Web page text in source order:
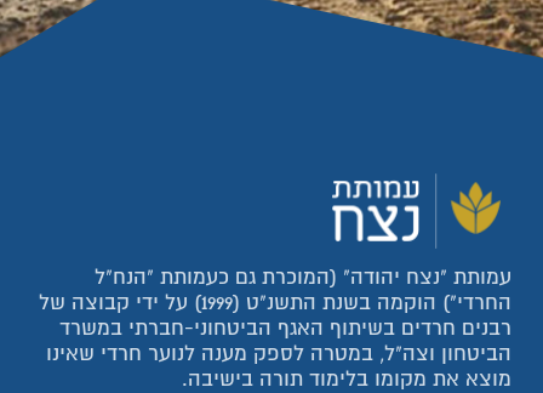
עמותת "נצח יהודה" (המוכרת גם כעמותת "הנח"ל
החרדי") הוקמה בשנת התשנ"ט (1999) על ידי קבוצה של
רבנים חרדים בשיתוף האגף הביטחוני-חברתי במשרד
הביטחון וצה"ל, במטרה לספק מענה לנוער חרדי שאינו
מוצא את מקומו בלימוד תורה בישיבה.